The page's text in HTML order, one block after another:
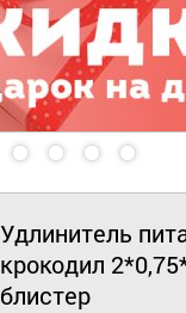
Удлинитель
крокодил
блистер